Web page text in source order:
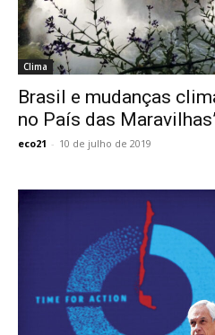
Clima
Brasil e mudanças
no País das
eco21 - 10 de julho de 2019